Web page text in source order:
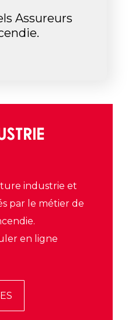
Assureurs
industrie et
par le métier de
en ligne